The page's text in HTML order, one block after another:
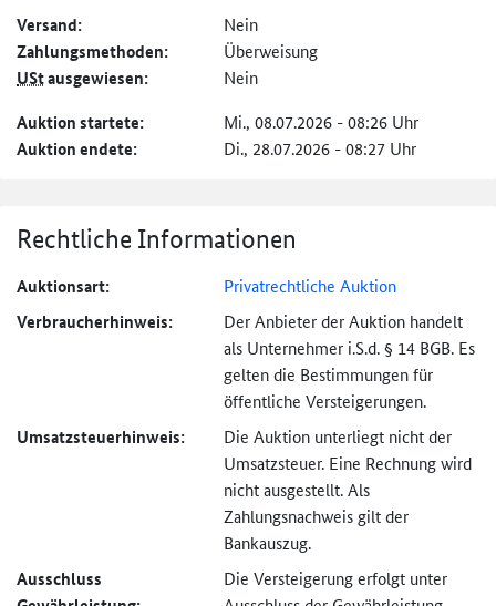
Versand: Nein
Zahlungs­methoden: Überweisung
UStausgewiesen: Nein
Auktion startete: Mi., 08.07.2026 - 08:26 Uhr
Auktion endete: Di., 28.07.2026 - 08:27 Uhr
Rechtliche Informationen
Auktionsart: Privatrechtliche Auktion
Verbraucher­hinweis:
Der Anbieter der Auktion handelt
als Unternehmer i.S.d. § 14 BGB. Es
gelten die Bestimmungen für
öffentliche Versteigerungen.
Umsatzsteuer­hinweis:
Die Auktion unterliegt nicht der
Umsatzsteuer. Eine Rechnung wird
nicht ausgestellt. Als
Zahlungsnachweis gilt der
Bankauszug.
Ausschluss
Die Versteigerung erfolgt unter